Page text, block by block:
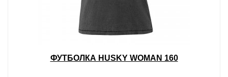
ФУТБОЛКА HUSKY WOMAN 160